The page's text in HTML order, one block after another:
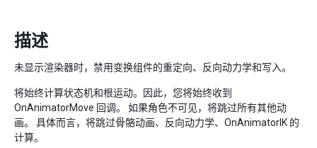
描述
未显示渲染器时，禁用变换组件的重定向、反向动力学和写入。
将始终计算状态机和根运动。因此，您将始终收到
OnAnimatorMove 回调。 如果角色不可见，将跳过所有其他动
画。 具体而言，将跳过骨骼动画、反向动力学、OnAnimatorIK 的
计算。